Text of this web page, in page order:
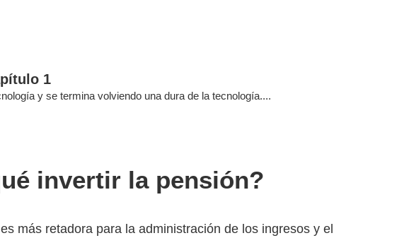
1
y se termina volviendo una dura de la tecnología....
invertir la pensión?
más retadora para la administración de los ingresos y el